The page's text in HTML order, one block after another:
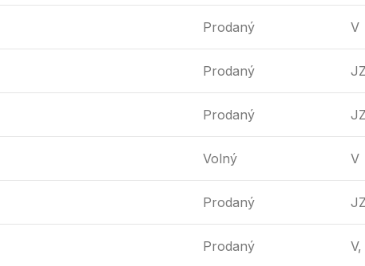
Prodaný V
Prodaný JZ
Prodaný JZ
Volný V
Prodaný JZ
Prodaný V,